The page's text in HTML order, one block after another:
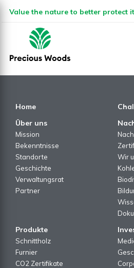
Value the nature to better protect
Home
Über uns
Mission
Bekenntnisse
Standorte
Geschichte
Verwaltungsrat
Partner
Wir
Produkte
Schnittholz
Furnier
CO2 Zertifikate